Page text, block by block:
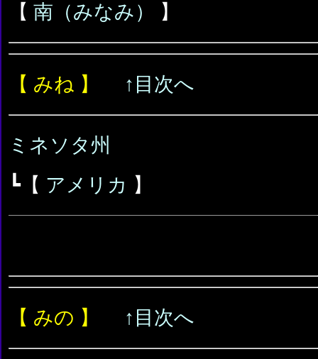
【 南（みなみ） 】
【 みね 】 ↑目次へ
ミネソタ州
┗【 アメリカ 】
【 みの 】 ↑目次へ